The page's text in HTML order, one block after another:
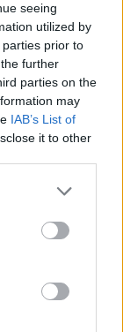
seeing
utilized by
prior to
further
parties on the
may
IAB’s List of
it to other
more Google
may click to
party tags to
below Google
na 15 km,
11.02.2026
sprintu na
se